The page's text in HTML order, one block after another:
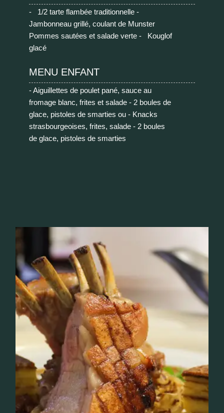
- 1/2 tarte flambée traditionnelle -
Jambonneau grillé, coulant de Munster
Pommes sautées et salade verte - Kouglof
glacé
MENU ENFANT
- Aiguillettes de poulet pané, sauce au
fromage blanc, frites et salade - 2 boules de
glace, pistoles de smarties ou - Knacks
strasbourgeoises, frites, salade - 2 boules
de glace, pistoles de smarties